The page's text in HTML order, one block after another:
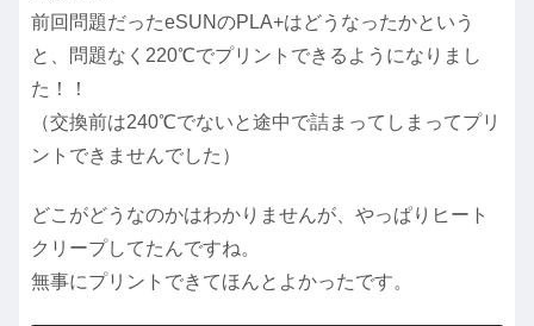
前回問題だったeSUNのPLA+はどうなったかという
と、問題なく220℃でプリントできるようになりまし
た！！
（交換前は240℃でないと途中で詰まってしまってプリ
ントできませんでした）
どこがどうなのかはわかりませんが、やっぱりヒート
クリープしてたんですね。
無事にプリントできてほんとよかったです。